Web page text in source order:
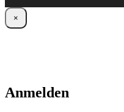
×
Anmelden